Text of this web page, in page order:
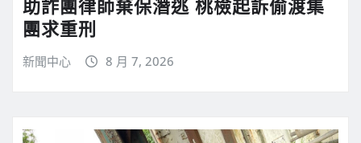
助詐團律師棄保潛逃 桃檢起訴偷渡集
團求重刑
新聞中心 8 月 7, 2026